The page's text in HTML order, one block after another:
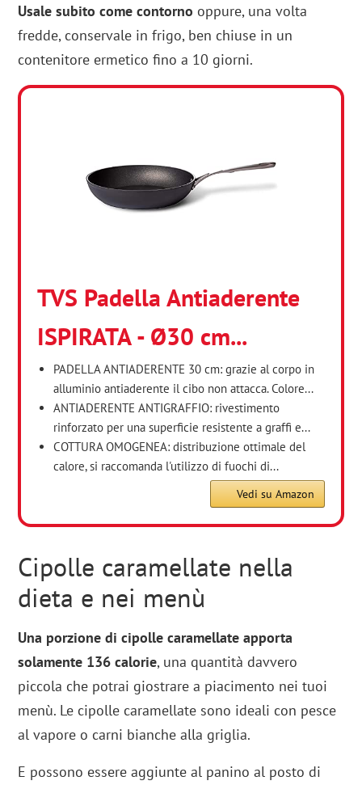
Usale subito come contorno oppure, una volta
fredde, conservale in frigo, ben chiuse in un
contenitore ermetico fino a 10 giorni.
TVS Padella Antiaderente
ISPIRATA - Ø30 cm...
PADELLA ANTIADERENTE 30 cm: grazie al corpo in
alluminio antiaderente il cibo non attacca. Colore...
ANTIADERENTE ANTIGRAFFIO: rivestimento
rinforzato per una superficie resistente a graffi e...
COTTURA OMOGENEA: distribuzione ottimale del
calore, si raccomanda l'utilizzo di fuochi di...
Vedi su Amazon
Cipolle caramellate nella
dieta e nei menù
Una porzione di cipolle caramellate apporta
solamente 136 calorie, una quantità davvero
piccola che potrai giostrare a piacimento nei tuoi
menù. Le cipolle caramellate sono ideali con pesce
al vapore o carni bianche alla griglia.
E possono essere aggiunte al panino al posto di